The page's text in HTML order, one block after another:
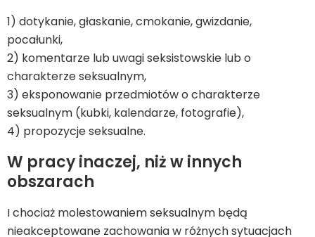
1) dotykanie, głaskanie, cmokanie, gwizdanie,
pocałunki,
2) komentarze lub uwagi seksistowskie lub o
charakterze seksualnym,
3) eksponowanie przedmiotów o charakterze
seksualnym (kubki, kalendarze, fotografie),
4) propozycje seksualne.
W pracy inaczej, niż w innych
obszarach
I chociaż molestowaniem seksualnym będą
nieakceptowane zachowania w różnych sytuacjach